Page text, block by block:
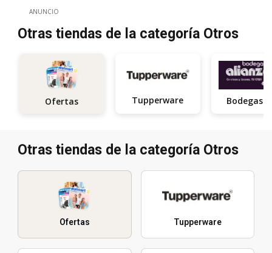
ANUNCIO
Otras tiendas de la categoría Otros
Ofertas Tupperware
Otras tiendas de la categoría Otros
Ofertas Tupperware